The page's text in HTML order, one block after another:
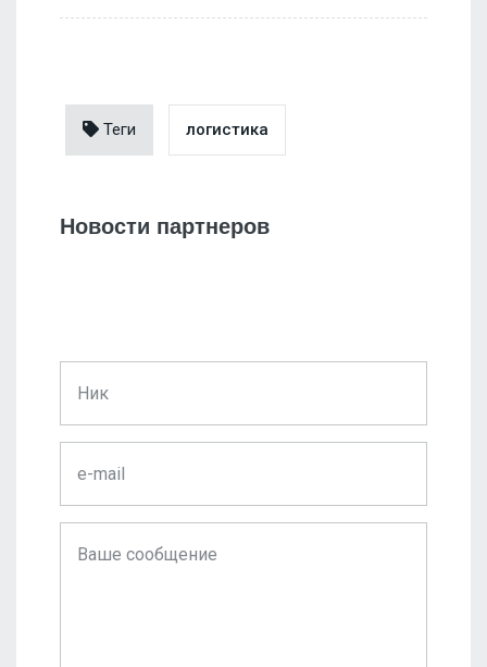
Теги логистика
Новости партнеров